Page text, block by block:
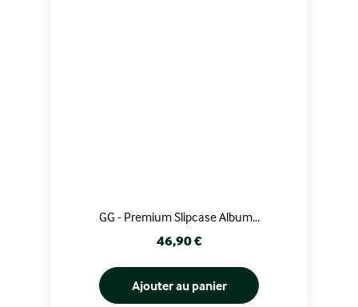
GG - Premium Slipcase Album...
Prix
46,90 €
Ajouter au panier